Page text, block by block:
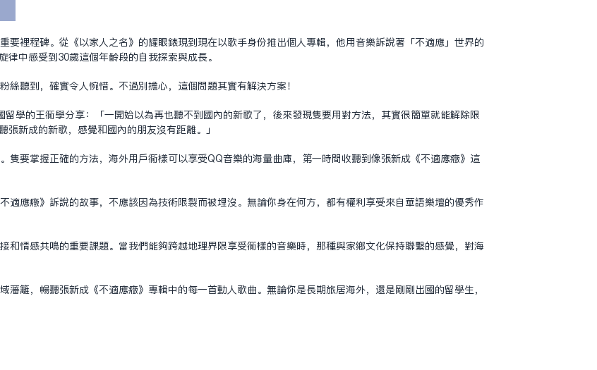
要里程碑。從《以家人之名》的耀眼表現到現在以歌手身份推出個人專輯，他用音樂訴說著「不適應」世界的
中感受到30歲這個年齡段的自我探索與成長。
聽到，確實令人惋惜。不過別擔心，這個問題其實有解決方案！
學的王同學分享：「一開始以為再也聽不到國內的新歌了，後來發現只要用對方法，其實很簡單就能解除限
新成的新歌，感覺和國內的朋友沒有距離。」
只要掌握正確的方法，海外用戶同樣可以享受QQ音樂的海量曲庫，第一時間收聽到像張新成《不適應症》這
適應症》訴說的故事，不應該因為技術限制而被埋沒。無論你身在何方，都有權利享受來自華語樂壇的優秀作
和情感共鳴的重要課題。當我們能夠跨越地理界限享受同樣的音樂時，那種與家鄉文化保持聯繫的感覺，對海
藩籬，暢聽張新成《不適應症》專輯中的每一首動人歌曲。無論你是長期旅居海外，還是剛剛出國的留學生，